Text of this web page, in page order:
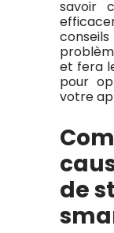
savoir
et fera
pour
votre
de